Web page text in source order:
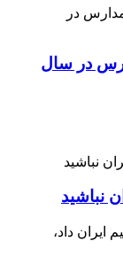
در سال
نباشید